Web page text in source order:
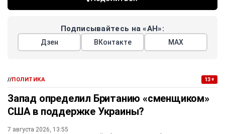
Подписывайтесь на «АН»:
Дзен ВКонтакте МАХ
//ПОЛИТИКА 13+
Запад определил Британию «сменщиком»
США в поддержке Украины?
7 августа 2026, 13:55